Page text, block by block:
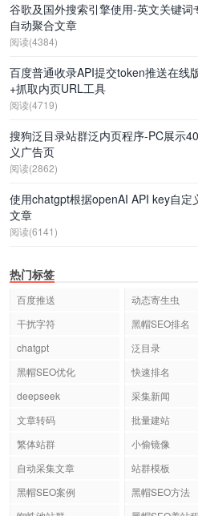
谷歌及国外搜索引擎使用-英文关键词
自动聚合文章
阅读(4384)
百度普通收录API提交token推送在线
+抓取内页URL工具
阅读(4719)
搜狗泛目录站群泛内页程序-PC展示
义广告页
阅读(2862)
使用chatgpt根据openAI API key自定
文章
阅读(6141)
热门标签
百度推送 动态寄生虫
干扰字符
黑帽SEO排名
chatgpt
泛目录
黑帽SEO优化
快速排名
deepseek
采集新闻
文章转码
批量建站
繁体站群
小偷镜像
自动采集文章
站群模板
黑帽SEO案例
黑帽SEO方法